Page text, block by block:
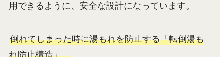
用できるように、安全な設計になっています。
倒れてしまった時に湯もれを防止する「転倒湯も
れ防止構造」。